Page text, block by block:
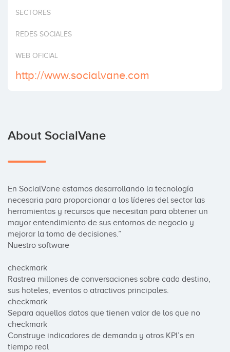
Invest
SECTORES
REDES SOCIALES
WEB OFICIAL
http://www.socialvane.com
About SocialVane
En SocialVane estamos desarrollando la tecnología
necesaria para proporcionar a los líderes del sector las
herramientas y recursos que necesitan para obtener un
mayor entendimiento de sus entornos de negocio y
mejorar la toma de decisiones.”
Nuestro software
checkmark
Rastrea millones de conversaciones sobre cada destino,
sus hoteles, eventos o atractivos principales.
checkmark
Separa aquellos datos que tienen valor de los que no
checkmark
Construye indicadores de demanda y otros KPI’s en
tiempo real